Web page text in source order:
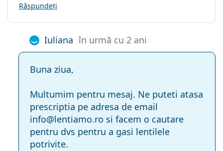
Răspundeți
Iuliana în urmă cu 2 ani
Buna ziua,
Multumim pentru mesaj. Ne puteti atasa
prescriptia pe adresa de email
info@lentiamo.ro si facem o cautare
pentru dvs pentru a gasi lentilele
potrivite.